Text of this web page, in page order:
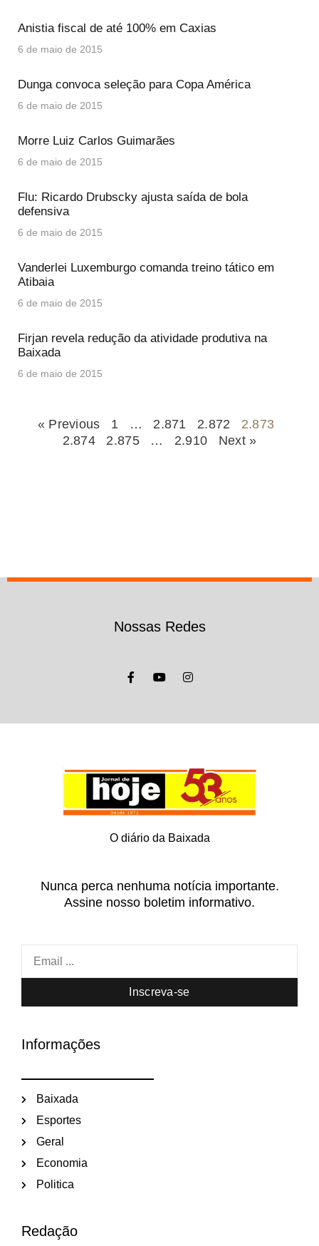
Anistia fiscal de até 100% em Caxias
6 de maio de 2015
Dunga convoca seleção para Copa América
6 de maio de 2015
Morre Luiz Carlos Guimarães
6 de maio de 2015
Flu: Ricardo Drubscky ajusta saída de bola
defensiva
6 de maio de 2015
Vanderlei Luxemburgo comanda treino tático em
Atibaia
6 de maio de 2015
Firjan revela redução da atividade produtiva na
Baixada
6 de maio de 2015
« Previous 1 … 2.871 2.872
2.873
2.874
2.875 … 2.910 Next »
Nossas Redes
O diário da Baixada
Nunca perca nenhuma notícia importante.
Assine nosso boletim informativo.
Inscreva-se
Informações
Baixada
Esportes
Geral
Economia
Politica
Redação